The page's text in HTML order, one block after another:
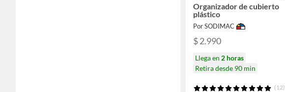
Organizador de cubierto
plástico
Por SODIMAC
$ 2.990
Llega en 2 horas
Retira desde 90 min
(12)